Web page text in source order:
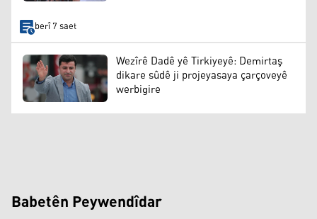
berî 7 saet
Wezîrê Dadê yê Tirkiyeyê: Demirtaş
dikare sûdê ji projeyasaya çarçoveyê
werbigire
Babetên Peywendîdar